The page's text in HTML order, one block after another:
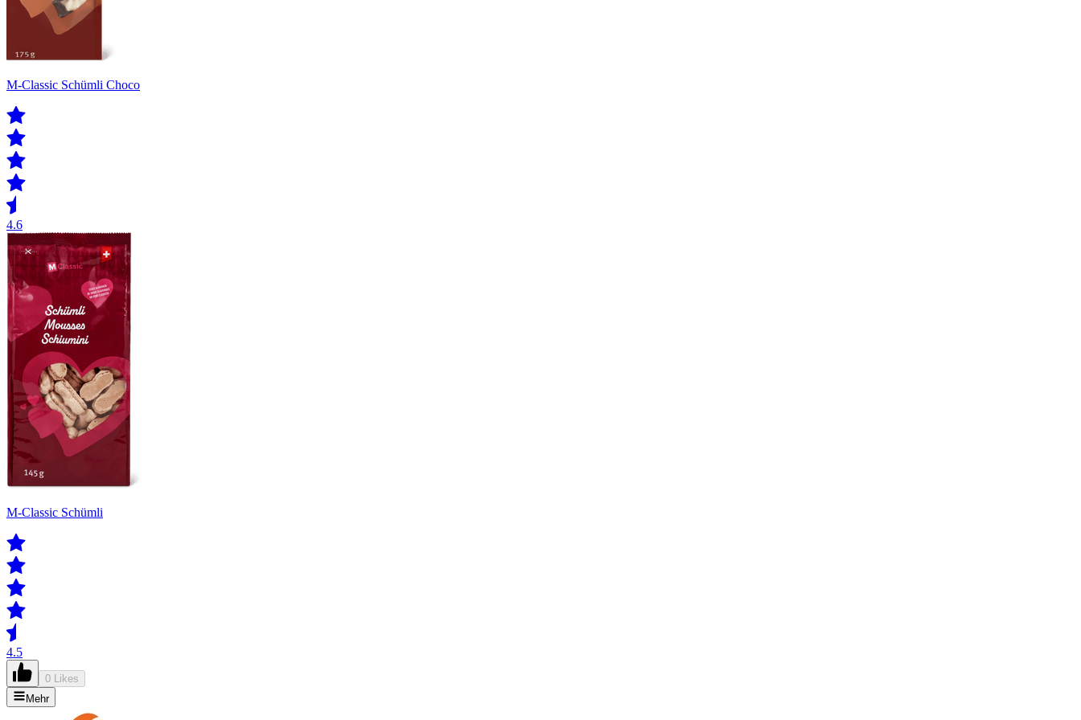
M-Classic Schümli Choco
4.6
M-Classic Schümli
4.5
0 Likes
Mehr